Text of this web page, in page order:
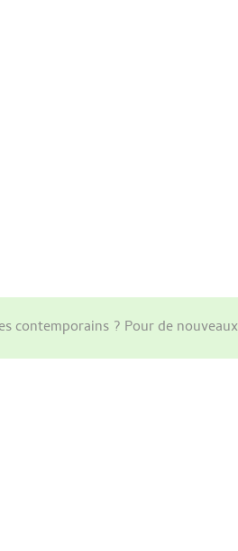
contemporains ? Pour de